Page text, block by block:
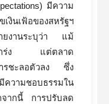
มีความ
งินเฟ้อของสหรัฐฯ
ยงานระบุว่า แม้
งแกร่ง แต่ตลาด
ารชะลอตัวลง ซึ่ง
วามชอบธรรมใน
จากนี้ การปรับลด